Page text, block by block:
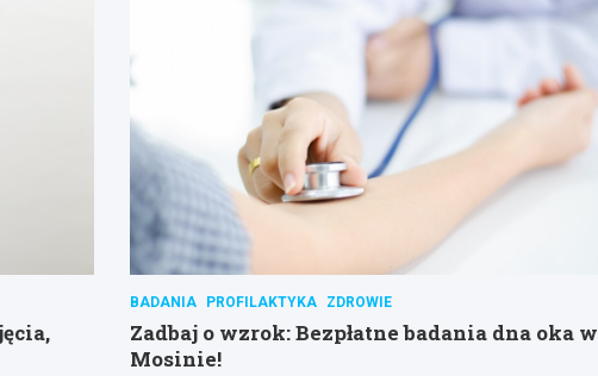
BADANIA PROFILAKTYKA ZDROWIE
Zadbaj o wzrok: Bezpłatne badania dna oka w
Mosinie!